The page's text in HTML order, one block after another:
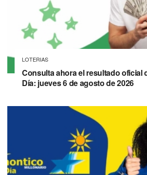
LOTERIAS
Consulta ahora el resultado oficial
Día: jueves 6 de agosto de 2026